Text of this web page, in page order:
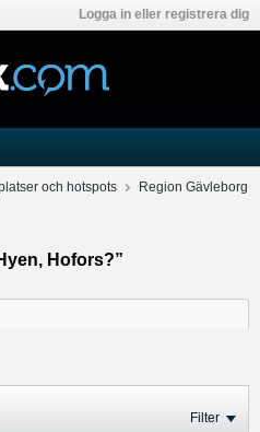
Logga in eller registrera dig
och hotspots Region Gävleborg
Hofors?”
Filter